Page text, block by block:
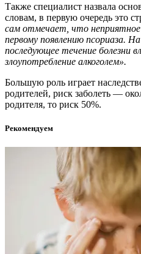
Также специалист назвала
словам, в первую очередь это
сам отмечает, что
первому появлению псориаза.
последующее течение болезни
злоупотребление алкоголем».
Большую роль играет
родителей, риск заболеть —
родителя, то риск 50%.
Рекомендуем